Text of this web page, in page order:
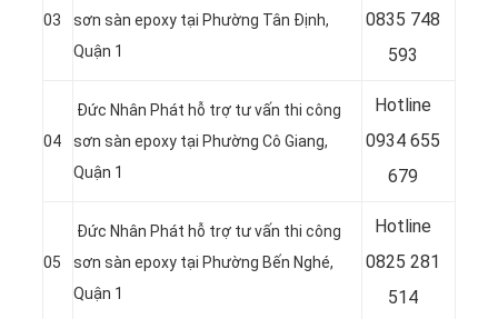
03
sơn sàn epoxy tại Phường Tân Định,
Quận 1
0835 748
593
04
Đức Nhân Phát hỗ trợ tư vấn thi công
sơn sàn epoxy tại Phường Cô Giang,
Quận 1
Hotline
0934 655
679
05
Đức Nhân Phát hỗ trợ tư vấn thi công
sơn sàn epoxy tại Phường Bến Nghé,
Quận 1
Hotline
0825 281
514